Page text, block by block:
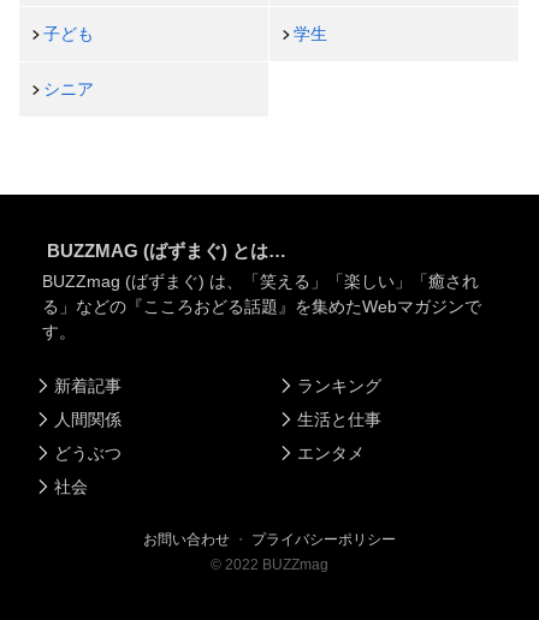
子ども 学生
シニア
BUZZMAG (ばずまぐ) とは…
BUZZmag (ばずまぐ) は、「笑える」「楽しい」「癒され
る」などの『こころおどる話題』を集めたWebマガジンで
す。
新着記事
人間関係
どうぶつ
社会
ランキング
生活と仕事
エンタメ
お問い合わせ ・ プライバシーポリシー
© 2022 BUZZmag